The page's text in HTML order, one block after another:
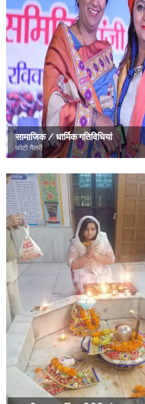
सामाजिक / धार्मिक गतिविधियां
फोटो गैलरी